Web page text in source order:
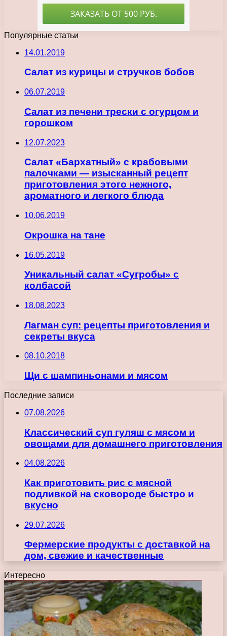
Популярные статьи
14.01.2019
Салат из курицы и стручков бобов
06.07.2019
Салат из печени трески с огурцом и
горошком
12.07.2023
Салат «Бархатный» с крабовыми
палочками — изысканный рецепт
приготовления этого нежного,
ароматного и легкого блюда
10.06.2019
Окрошка на тане
16.05.2019
Уникальный салат «Сугробы» с
колбасой
18.08.2023
Лагман суп: рецепты приготовления и
секреты вкуса
08.10.2018
Щи с шампиньонами и мясом
Последние записи
07.08.2026
Классический суп гуляш с мясом и
овощами для домашнего приготовления
04.08.2026
Как приготовить рис с мясной
подливкой на сковороде быстро и
вкусно
29.07.2026
Фермерские продукты с доставкой на
дом, свежие и качественные
Интересно